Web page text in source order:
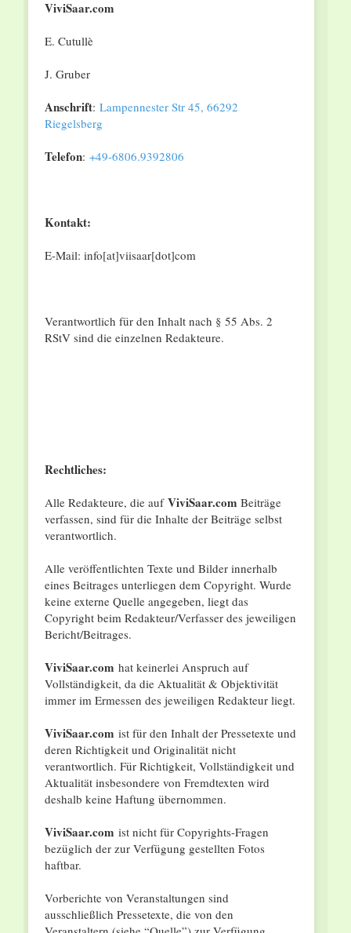
ViviSaar.com
E. Cutullè
J. Gruber
Anschrift: Lampennester Str 45, 66292
Riegelsberg
Telefon: +49-6806.9392806
Kontakt:
E-Mail: info[at]viisaar[dot]com
Verantwortlich für den Inhalt nach § 55 Abs. 2
RStV sind die einzelnen Redakteure.
Rechtliches:
Alle Redakteure, die auf ViviSaar.com Beiträge
verfassen, sind für die Inhalte der Beiträge selbst
verantwortlich.
Alle veröffentlichten Texte und Bilder innerhalb
eines Beitrages unterliegen dem Copyright. Wurde
keine externe Quelle angegeben, liegt das
Copyright beim Redakteur/Verfasser des jeweiligen
Bericht/Beitrages.
ViviSaar.com hat keinerlei Anspruch auf
Vollständigkeit, da die Aktualität & Objektivität
immer im Ermessen des jeweiligen Redakteur liegt.
ViviSaar.com ist für den Inhalt der Pressetexte und
deren Richtigkeit und Originalität nicht
verantwortlich. Für Richtigkeit, Vollständigkeit und
Aktualität insbesondere von Fremdtexten wird
deshalb keine Haftung übernommen.
ViviSaar.com ist nicht für Copyrights-Fragen
bezüglich der zur Verfügung gestellten Fotos
haftbar.
Vorberichte von Veranstaltungen sind
ausschließlich Pressetexte, die von den